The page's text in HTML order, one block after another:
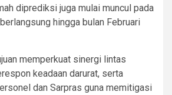
diprediksi juga mulai muncul pada
hingga bulan Februari
memperkuat sinergi lintas
keadaan darurat, serta
dan Sarpras guna memitigasi